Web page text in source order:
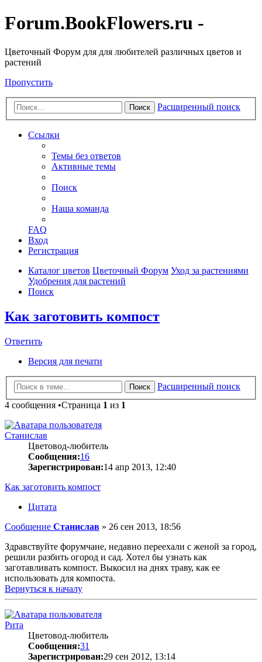
Forum.BookFlowers.ru -
Цветочный Форум для для любителей различных цветов и
растений
Пропустить
Поиск Расширенный поиск
Ссылки
Темы без ответов
Активные темы
Поиск
Наша команда
FAQ
Вход
Регистрация
Каталог цветов Цветочный Форум Уход за растениями
Удобрения для растений
Поиск
Как заготовить компост
Ответить
Версия для печати
Поиск
Расширенный поиск
4 сообщения •Страница 1 из 1
Станислав
Цветовод-любитель
Сообщения:16
Зарегистрирован:14 апр 2013, 12:40
Как заготовить компост
Цитата
Сообщение Станислав » 26 сен 2013, 18:56
Здравствуйте форумчане, недавно переехали с женой за город,
решили разбить огород и сад. Хотел бы узнать как
заготавливать компост. Выкосил на днях траву, как ее
использовать для компоста.
Вернуться к началу
Рита
Цветовод-любитель
Сообщения:31
Зарегистрирован:29 сен 2012, 13:14